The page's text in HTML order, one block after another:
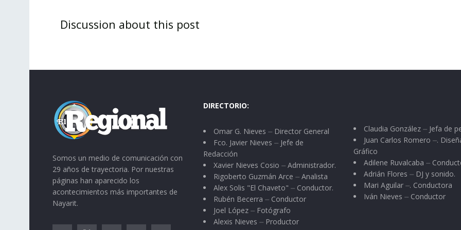
Discussion about this post
Somos un medio de comunicación con
29 años de trayectoria. Por nuestras
páginas han aparecido los
acontecimientos más importantes de
Nayarit.
DIRECTORIO:
Omar G. Nieves ⏤ Director General
Fco. Javier Nieves ⏤ Jefe de
Redacción
Xavier Nieves Cosio ⏤ Administrador.
Rigoberto Guzmán Arce ⏤ Analista
Alex Solis "El Chaveto" ⏤ Conductor.
Rubén Becerra ⏤ Conductor
Joel López ⏤ Fotógrafo
Alexis Nieves ⏤ Productor
Claudia González ⏤ Jefa de
Juan Carlos Romero ⏤.
Gráfico
Adilene Ruvalcaba ⏤
Adrián Flores ⏤ DJ y sonido.
Mari Aguilar ⏤. Conductora
Iván Nieves ⏤ Conductor